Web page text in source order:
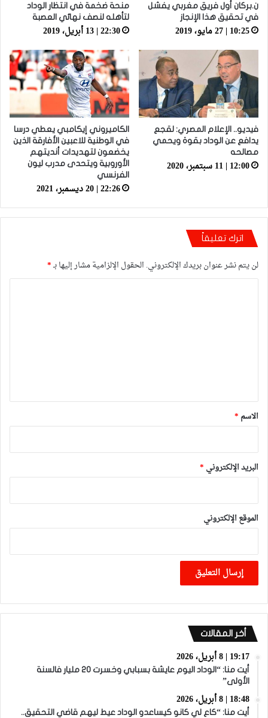
ن.بركان أول فريق مغربي يفشل
في تحقيق هذا الإنجاز
10:25 | 27 مايو، 2019
منحة ضخمة في انتظار الوداد
لتأهله لنصف نهائي العصبة
22:30 | 13 أبريل، 2019
فيديو.. الإعلام المصري: لقجع
يدافع عن الوداد بقوة ويحمي
مصالحه
12:00 | 11 سبتمبر، 2020
الكاميروني إيكامبي يعطي درسا
في الوطنية للاعبين الأفارقة الذين
يخضعون لتهديدات أنديتهم
الأوروبية ويتحدى مدرب ليون
الفرنسي
22:26 | 20 ديسمبر، 2021
اترك تعليقاً
لن يتم نشر عنوان بريدك الإلكتروني. الحقول الإلزامية مشار إليها بـ*
*
الاسم *
البريد الإلكتروني *
الموقع الإلكتروني
أخر المقالات
19:17 | 8 أبريل، 2026
أيت منا: “الوداد اليوم عايشة بسبابي وخسرت 20 مليار فالسنة
الأولى”
18:48 | 8 أبريل، 2026
أيت منا: “كاع لي كانو كيساعدو الوداد عيط ليهم قاضي التحقيق..